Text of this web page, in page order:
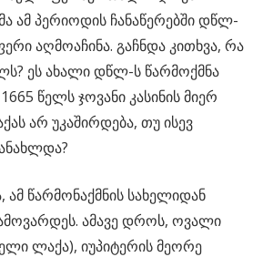
ამ პერიოდის ჩანაწერებში დწლ-
აღმოაჩინა. გაჩნდა კითხვა, რა
ეს ახალი დწლ-ს წარმოქმნა
წელს ჯოვანი კასინის მიერ
არ უკაშირდება, თუ ისევ
ამ წარმონაქმნის სახელიდან
ამავე დროს, ოვალი
ლაქა), იუპიტერის მეორე